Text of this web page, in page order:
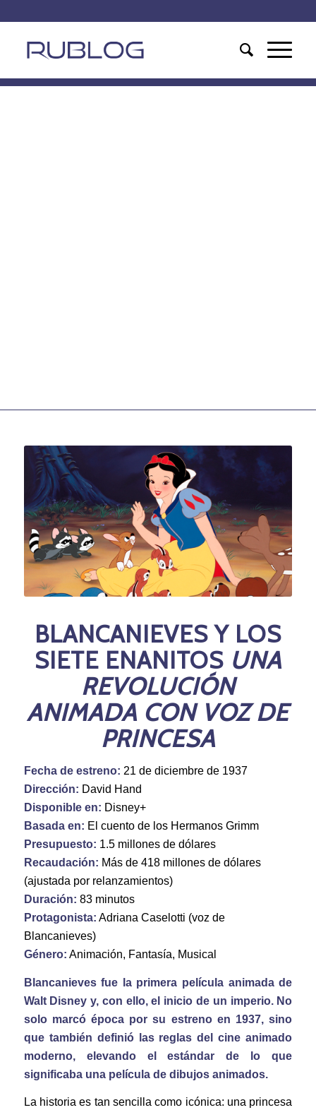
BLANCANIEVES Y LOS
SIETE ENANITOS UNA
REVOLUCIÓN
ANIMADA CON VOZ DE
PRINCESA
Fecha de estreno: 21 de diciembre de 1937
Dirección: David Hand
Disponible en: Disney+
Basada en: El cuento de los Hermanos Grimm
Presupuesto: 1.5 millones de dólares
Recaudación: Más de 418 millones de dólares
(ajustada por relanzamientos)
Duración: 83 minutos
Protagonista: Adriana Caselotti (voz de
Blancanieves)
Género: Animación, Fantasía, Musical
Blancanieves fue la primera película animada de
Walt Disney y, con ello, el inicio de un imperio. No
solo marcó época por su estreno en 1937, sino
que también definió las reglas del cine animado
moderno, elevando el estándar de lo que
significaba una película de dibujos animados.
La historia es tan sencilla como icónica: una princesa